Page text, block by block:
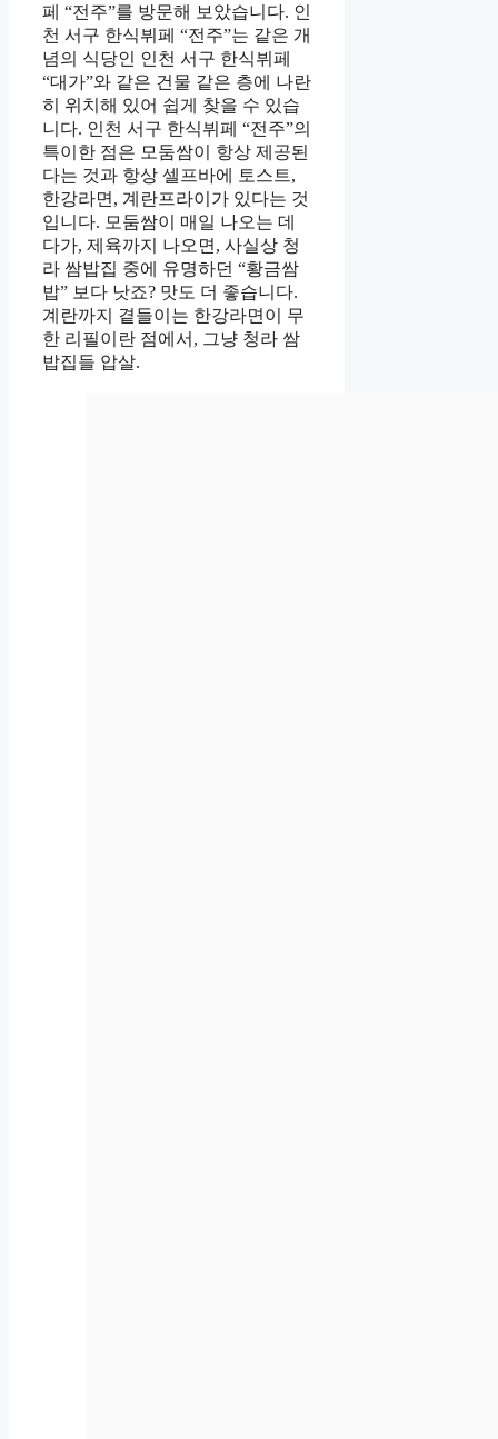
페 “전주”를 방문해 보았습니다. 인
천 서구 한식뷔페 “전주”는 같은 개
념의 식당인 인천 서구 한식뷔페
“대가”와 같은 건물 같은 층에 나란
히 위치해 있어 쉽게 찾을 수 있습
니다. 인천 서구 한식뷔페 “전주”의
특이한 점은 모둠쌈이 항상 제공된
다는 것과 항상 셀프바에 토스트,
한강라면, 계란프라이가 있다는 것
입니다. 모둠쌈이 매일 나오는 데
다가, 제육까지 나오면, 사실상 청
라 쌈밥집 중에 유명하던 “황금쌈
밥” 보다 낫죠? 맛도 더 좋습니다.
계란까지 곁들이는 한강라면이 무
한 리필이란 점에서, 그냥 청라 쌈
밥집들 압살.